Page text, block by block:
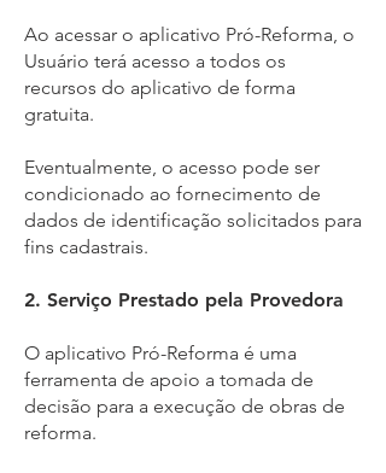
Ao acessar o aplicativo Pró-Reforma, o
Usuário terá acesso a todos os
recursos do aplicativo de forma
gratuita.
Eventualmente, o acesso pode ser
condicionado ao fornecimento de
dados de identificação solicitados para
fins cadastrais.
2. Serviço Prestado pela Provedora
O aplicativo Pró-Reforma é uma
ferramenta de apoio a tomada de
decisão para a execução de obras de
reforma.